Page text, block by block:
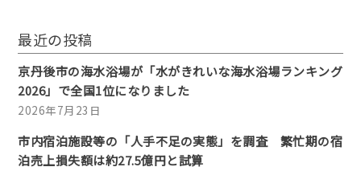
最近の投稿
京丹後市の海水浴場が「水がきれいな海水浴場ランキング
2026」で全国1位になりました
2026年7月23日
市内宿泊施設等の「人手不足の実態」を調査 繁忙期の宿
泊売上損失額は約27.5億円と試算